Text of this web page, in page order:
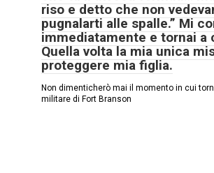
riso e detto che non
pugnalarti alle spalle.” Mi
immediatamente e tornai a
Quella volta la mia unica
proteggere mia figlia.
Non dimenticherò mai il momento in cui
militare di Fort Branson